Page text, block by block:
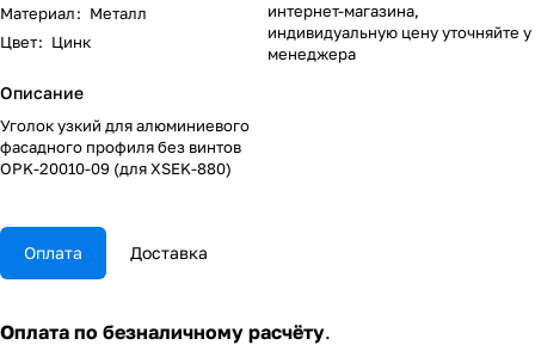
Материал: Металл
Цвет: Цинк
Описание
Уголок узкий для алюминиевого
фасадного профиля без винтов
ОPK-20010-09 (для XSEK-880)
интернет-магазина,
индивидуальную цену уточняйте у
менеджера
Оплата Доставка
Оплата по безналичному расчёту.